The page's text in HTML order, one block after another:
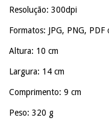
Resolução: 300dpi
Formatos: JPG, PNG,
Altura: 10 cm
Largura: 14 cm
Comprimento: 9 cm
Peso: 320 g